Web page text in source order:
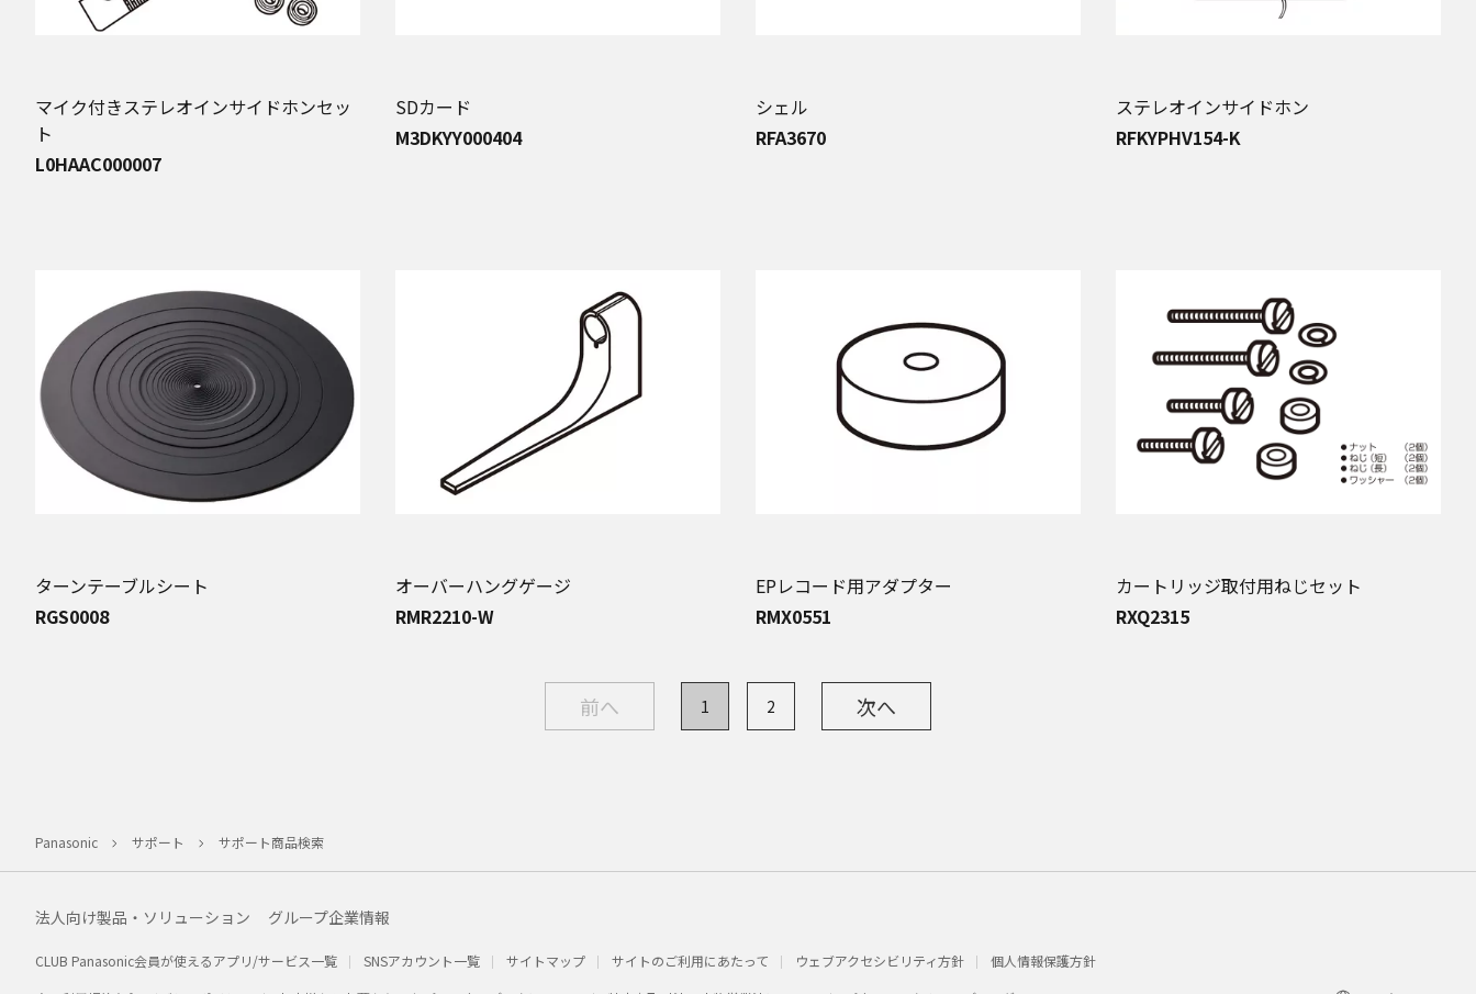
マイク付きステレオインサイドホンセッ
ト
L0HAAC000007
SDカード
M3DKYY000404
シェル
RFA3670
ステレオインサイドホン
RFKYPHV154-K
ターンテーブルシート
RGS0008
オーバーハングゲージ
RMR2210-W
EPレコード用アダプター
RMX0551
カートリッジ取付用ねじセット
RXQ2315
前へ 1 2 次へ
Panasonic サポート サポート商品検索
法人向け製品・ソリューション グループ企業情報
CLUB Panasonic会員が使えるアプリ/サービス一覧 SNSアカウント一覧 サイトマップ サイトのご利用にあたって ウェブアクセシビリティ方針
個人情報保護方針